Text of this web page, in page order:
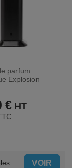
parfum
Explosion
€
VOIR